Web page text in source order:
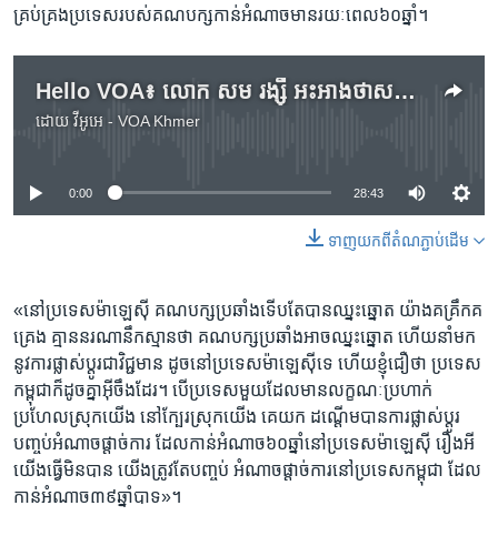
គ្រប់​គ្រង​ប្រទេស​របស់​គណបក្ស​កាន់​អំណាច​មានរយៈ​ពេល​៦០ឆ្នាំ។​
Hello VOA៖ លោក សម រង្ស៊ី អះអាង​ថា​សម្បាទាន​នយោបាយ គឺ​ការផ្តល់​យុត្តិធម៌​មក​វិញ
ដោយវីអូអេ - VOA Khmer
0:00 28:43
ទាញ​យក​ពី​តំណភ្ជាប់​ដើម
«នៅប្រទេស​ម៉ាឡេស៊ី​ ​គណបក្ស​ប្រឆាំង​ទើប​តែ​បាន​ឈ្នះឆ្នោត​ យ៉ាង​គគ្រឹក​គ
គ្រេង​ ​គ្មាន​នរណា​នឹកស្មាន​ថា​ គណបក្ស​ប្រឆាំង​អាច​ឈ្នះ​ឆ្នោត​ ហើយ​នាំមក​
នូវការ​ផ្លាស់​ប្តូរ​ជាវិជ្ជមាន​ ដូច​នៅប្រទេស​ម៉ាឡេស៊ី​ទេ​ ហើយ​ខ្ញុំជឿថា​ ប្រទេស​
កម្ពុជា​ក៏ដូច​គ្នា​អ៊ីចឹង​ដែរ​។ បើប្រទេស​មួយ​ដែល​មាន​លក្ខណៈ​ប្រហាក់​
ប្រហែល​ស្រុក​យើង នៅក្បែរ​ស្រុក​យើង​ គេយក​ ដណ្តើម​បាន​ការ​ផ្លាស់​ប្តូរ​
បញ្ចប់​អំណាច​ផ្តាច់​ការ​ ដែល​កាន់​អំណាច​៦០ឆ្នាំ​នៅប្រទេស​ម៉ាឡេស៊ី​ រឿងអី​
យើង​ធ្វើមិន​បាន​ យើង​ត្រូវ​តែ​បញ្ចប់​ អំណាច​ផ្តាច់​ការ​នៅប្រទេស​កម្ពុជា​ ដែល​
កាន់​អំណាច​៣៩ឆ្នាំ​បាទ»។​